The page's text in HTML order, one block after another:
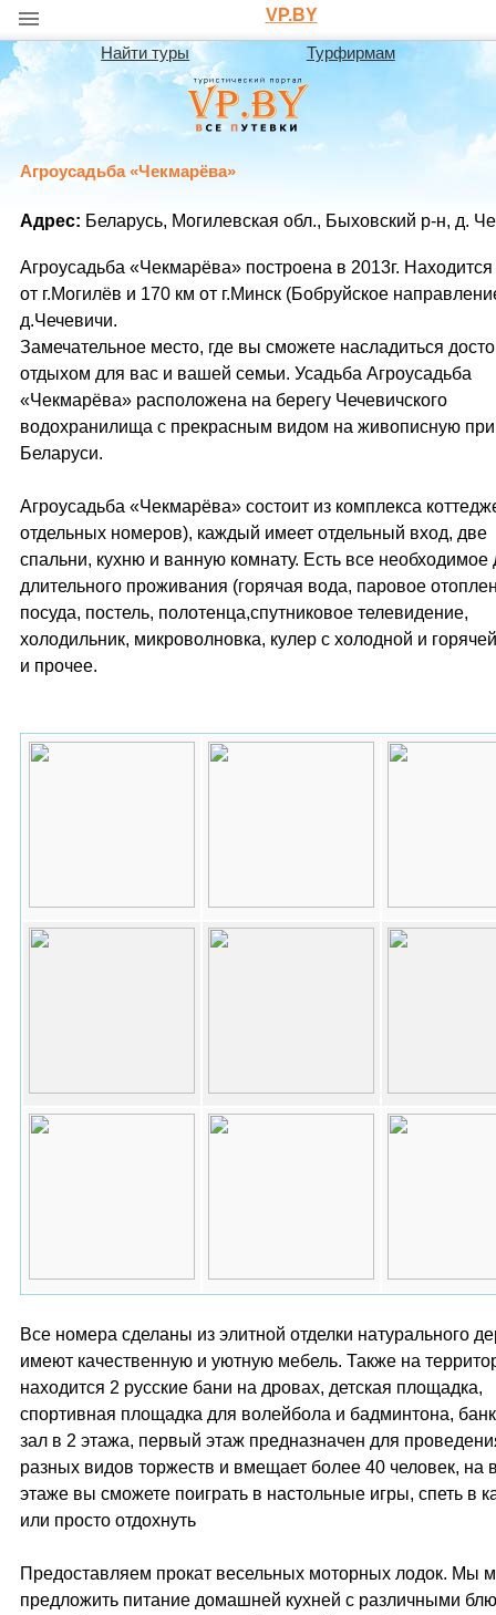
VP.BY
Найти туры Турфирмам
Агроусадьба «Чекмарёва»
Адрес: Беларусь, Могилевская обл., Быховский р-н, д.
Агроусадьба «Чекмарёва» построена в 2013г.
от г.Могилёв и 170 км от г.Минск (Бобруйское
д.Чечевичи.
Замечательное место, где вы сможете насладиться
отдыхом для вас и вашей семьи. Усадьба Агроусадьба
«Чекмарёва» расположена на берегу Чечевичского
водохранилища с прекрасным видом на живописную
Беларуси.
Агроусадьба «Чекмарёва» состоит из комплекса
отдельных номеров), каждый имеет отдельный вход, две
спальни, кухню и ванную комнату. Есть все необходимое
длительного проживания (горячая вода, паровое
посуда, постель, полотенца,спутниковое телевидение,
холодильник, микроволновка, кулер с холодной и
и прочее.
Все номера сделаны из элитной отделки натурального
имеют качественную и уютную мебель. Также на
находится 2 русские бани на дровах, детская площадка,
спортивная площадка для волейбола и бадминтона,
зал в 2 этажа, первый этаж предназначен для
разных видов торжеств и вмещает более 40 человек, на
этаже вы сможете поиграть в настольные игры, спеть в
или просто отдохнуть
Предоставляем прокат весельных моторных лодок. Мы
предложить питание домашней кухней с различными